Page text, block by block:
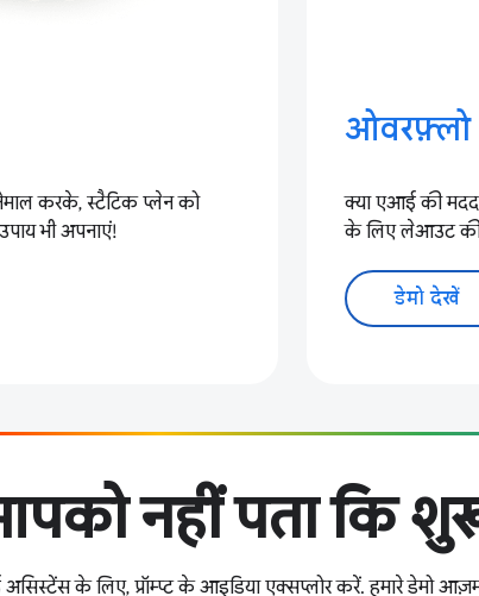
करके, स्टैटिक प्लेन को
भी अपनाएं!
ओवरफ़्लो
क्या एआई की मदद
के लिए लेआउट की
डेमो देखें
नहीं पता कि
के लिए, प्रॉम्प्ट के आइडिया एक्सप्लोर करें. हमारे डेमो